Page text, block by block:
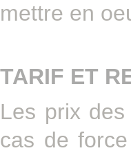
mettre en
TARIF ET
Les prix
cas de